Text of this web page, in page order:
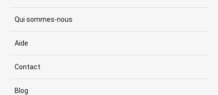
Qui sommes-nous
Aide
Contact
Blog